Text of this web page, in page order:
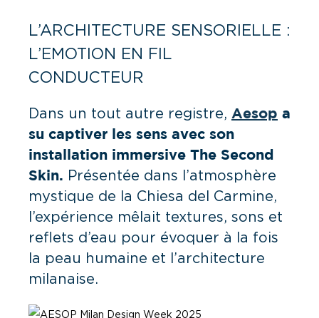
L’ARCHITECTURE SENSORIELLE :
L’EMOTION EN FIL
CONDUCTEUR
Dans un tout autre registre, Aesop a
su captiver les sens avec son
installation immersive The Second
Skin. Présentée dans l’atmosphère
mystique de la Chiesa del Carmine,
l’expérience mêlait textures, sons et
reflets d’eau pour évoquer à la fois
la peau humaine et l’architecture
milanaise.